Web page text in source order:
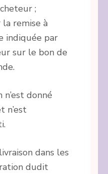
;
remise à
indiquée par
sur le bon de
donné
n’est
dans les
dudit